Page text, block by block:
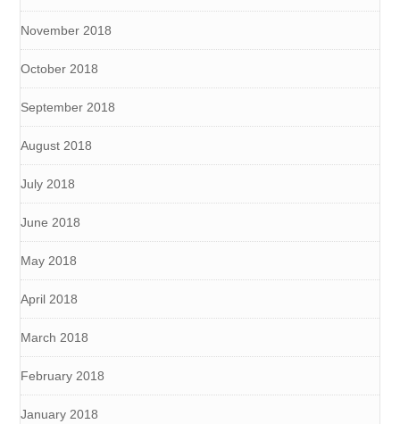
November 2018
October 2018
September 2018
August 2018
July 2018
June 2018
May 2018
April 2018
March 2018
February 2018
January 2018